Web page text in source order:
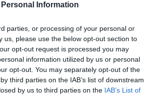
Information
parties, or processing of your personal or
please use the below opt-out section to
opt-out request is processed you may
information utilized by us or personal
opt-out. You may separately opt-out of the
third parties on the IAB’s list of downstream
by us to third parties on the IAB’s List of